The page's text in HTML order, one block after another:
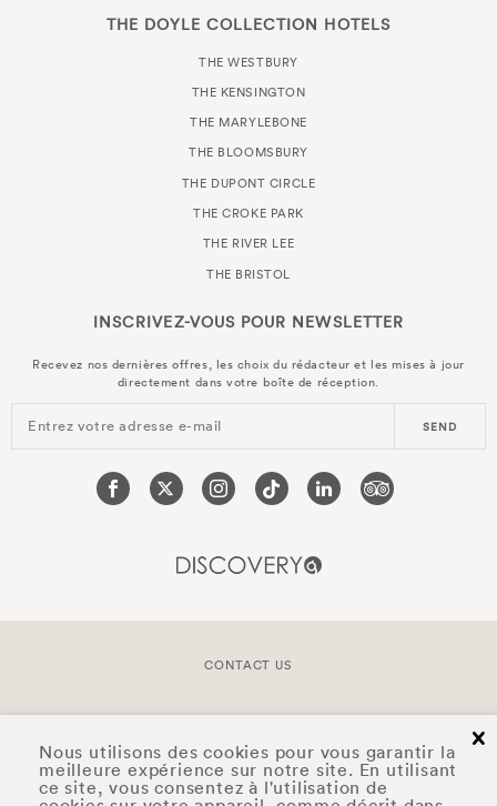
Nous utilisons des cookies pour vous garantir la
meilleure expérience sur notre site. En utilisant
ce site, vous consentez à l'utilisation de
THE DOYLE COLLECTION HOTELS
THE WESTBURY
THE KENSINGTON
THE MARYLEBONE
THE BLOOMSBURY
THE DUPONT CIRCLE
THE CROKE PARK
THE RIVER LEE
THE BRISTOL
INSCRIVEZ-VOUS POUR NEWSLETTER
Recevez nos dernières offres, les choix du rédacteur et les mises à jour
directement dans votre boîte de réception.
Entrez votre adresse e-mail SEND
CONTACT US
COPYRIGHT © 2026 DOYLE COLLECTION™